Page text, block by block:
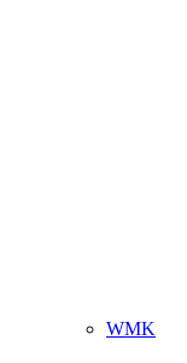
WMK